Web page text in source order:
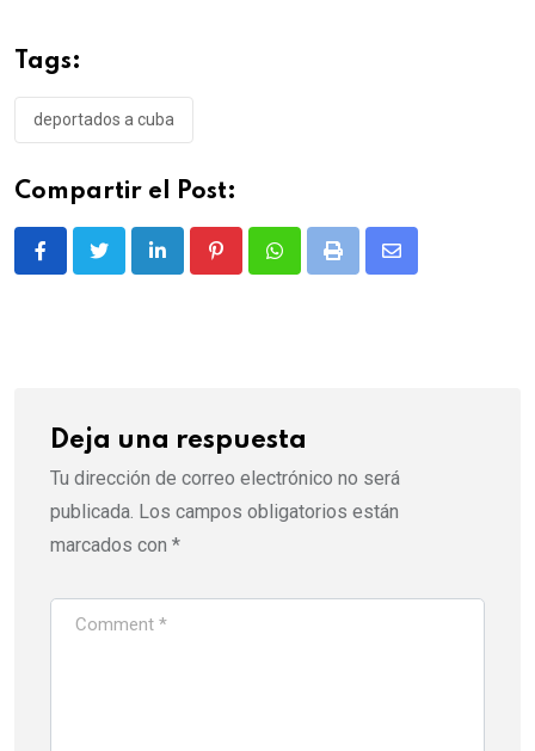
Tags:
deportados a cuba
Compartir el Post:
LinkedIn PinterestWhatsappPrint
Share
Deja una respuesta
Tu dirección de correo electrónico no será
publicada. Los campos obligatorios están
marcados con *